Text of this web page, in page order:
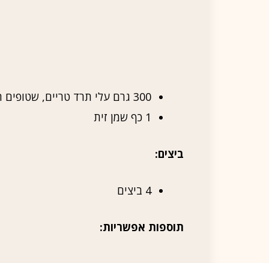
300 גרם עלי תרד טריים, שטופים היטב
1 כף שמן זית
ביצים:
4 ביצים
תוספות אפשריות: